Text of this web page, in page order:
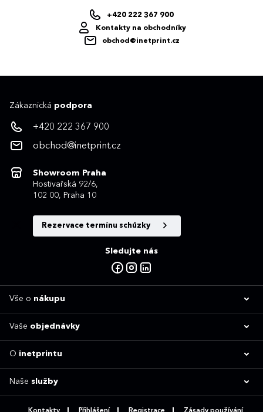
+420 222 367 900
Kontakty na obchodníky
obchod@inetprint.cz
Zákaznická podpora
+420 222 367 900
obchod@inetprint.cz
Showroom Praha
Hostivařská 92/6,
102 00, Praha 10
Rezervace termínu schůzky
Sledujte nás
Vše o nákupu
Vaše objednávky
O inetprintu
Naše služby